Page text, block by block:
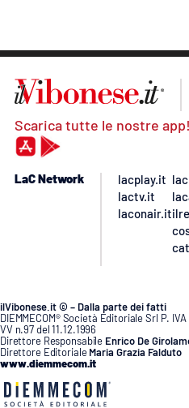
Scarica tutte le nostre app!
LaC Network
lacplay.it
lactv.it
laconair.it
ilVibonese.it © – Dalla parte dei fatti
DIEMMECOM® Società Editoriale Srl P.
VV n.97 del 11.12.1996
Direttore Responsabile Enrico De
Direttore Editoriale Maria Grazia Falduto
www.diemmecom.it